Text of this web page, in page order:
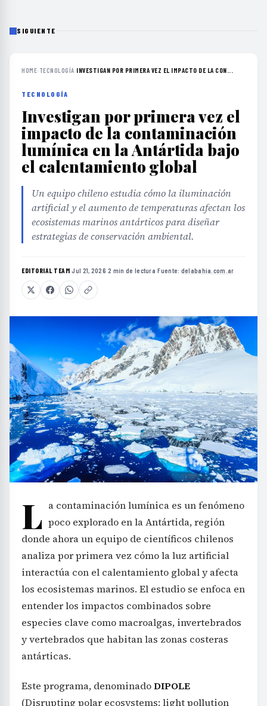
SIGUIENTE
HOME› TECNOLOGÍA›INVESTIGAN POR PRIMERA VEZ EL IMPACTO DE LA CON...
TECNOLOGÍA
Investigan por primera vez el
impacto de la contaminación
lumínica en la Antártida bajo
el calentamiento global
Un equipo chileno estudia cómo la iluminación
artificial y el aumento de temperaturas afectan los
ecosistemas marinos antárticos para diseñar
estrategias de conservación ambiental.
EDITORIAL TEAM·Jul 21, 2026·2 min de lectura·Fuente: delabahia.com.ar
L a contaminación lumínica es un fenómeno
poco explorado en la Antártida, región
donde ahora un equipo de científicos chilenos
analiza por primera vez cómo la luz artificial
interactúa con el calentamiento global y afecta
los ecosistemas marinos. El estudio se enfoca en
entender los impactos combinados sobre
especies clave como macroalgas, invertebrados
y vertebrados que habitan las zonas costeras
antárticas.
Este programa, denominadoDIPOLE
(Disrupting polar ecosystems: light pollution